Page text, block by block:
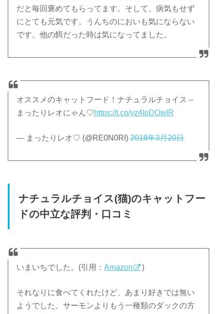
だと毎回褒めてもらってます。そして、病気もせず
にとても元気です。うんちのにおいも気にならない
です。他の餌だった時は気になってました。
オススメのキャットフード！ナチュラルチョイス –
まったりレオにゃん♡https://t.co/yz4IpDOwIR
— まったりレオ♡ (@RE0N0RI)2018年3月20日
ナチュラルチョイス(猫)のキャットフー
ドの中立な評判・口コミ
いまいちでした。(引用：Amazon )
それなりに食べてくれたけど、あまり好きでは無い
ようでした。サーモンよりもう一種類のダックの方